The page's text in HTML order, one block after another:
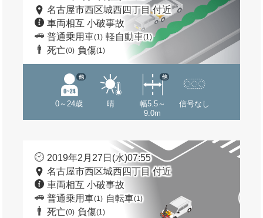
名古屋市西区城西四丁目 付近
車両相互 小破事故
普通乗用車(1) 軽自動車(1)
死亡(0) 負傷(1)
0～24歳
他
晴
幅5.5～
9.0m
他
信号なし
2019年2月27日(水)07:55
名古屋市西区城西四丁目 付近
車両相互 小破事故
普通乗用車(1) 自転車(1)
死亡(0) 負傷(1)